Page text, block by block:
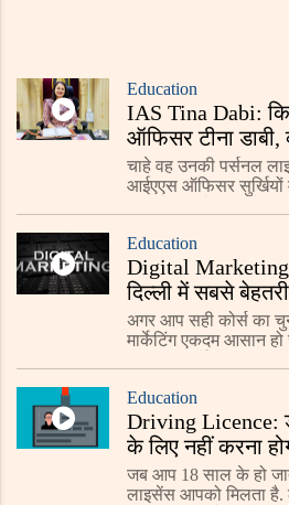
Education
IAS Tina Dabi:
ऑफिसर टीना डाबी,
कलेक्टर की पोस्ट?
चाहे वह उनकी पर्सनल
आईएएस ऑफिसर सुर्खियों
Education
Digital
दिल्ली में सबसे
कोर्स?, यहां जाने
अगर आप सही कोर्स का
मार्केटिंग एकदम आसान
Education
Driving Licence:
के लिए नहीं करना
इंतजार, यहां जाने
जब आप 18 साल के हो
लाइसेंस आपको मिलता है.